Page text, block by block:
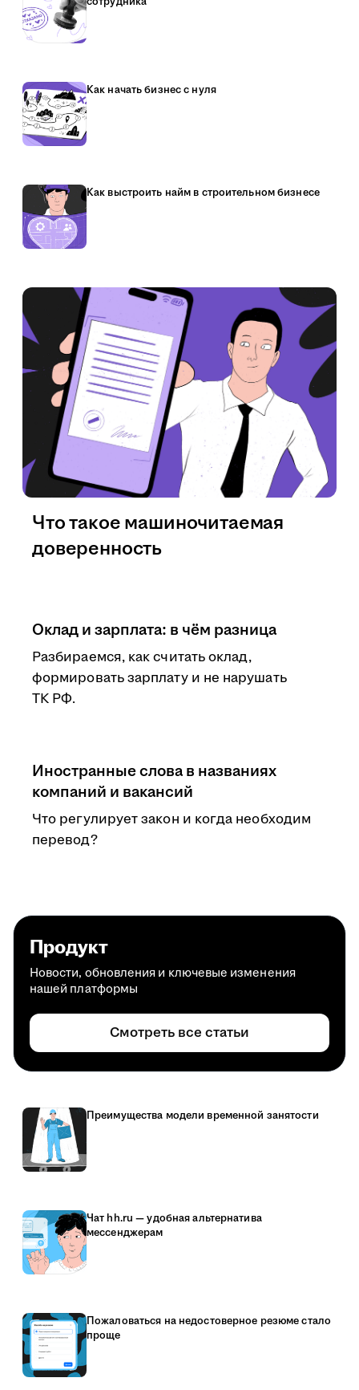
Как начать бизнес с нуля
Как выстроить найм в строительном бизнесе
Оклад и зарплата: в чём разница
Разбираемся, как считать оклад,
формировать зарплату и не нарушать
ТК РФ.
Иностранные слова в названиях
компаний и вакансий
Что регулирует закон и когда необходим
перевод?
Что такое машиночитаемая
доверенность
Продукт
Новости, обновления и ключевые изменения
нашей платформы
Смотреть все статьи
Преимущества модели временной занятости
Чат hh.ru — удобная альтернатива
мессенджерам
Пожаловаться на недостоверное резюме стало
проще